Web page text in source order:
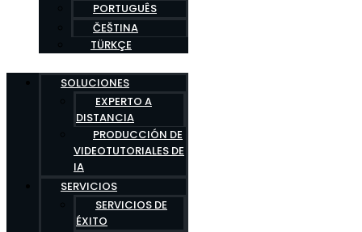
PORTUGUÊS
ČEŠTINA
TÜRKÇE
SOLUCIONES
EXPERTO A
DISTANCIA
PRODUCCIÓN DE
VIDEOTUTORIALES DE
IA
SERVICIOS
SERVICIOS DE
ÉXITO